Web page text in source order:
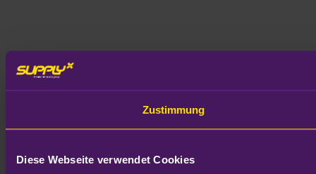
Zustimmung
Diese Webseite verwendet Cookies